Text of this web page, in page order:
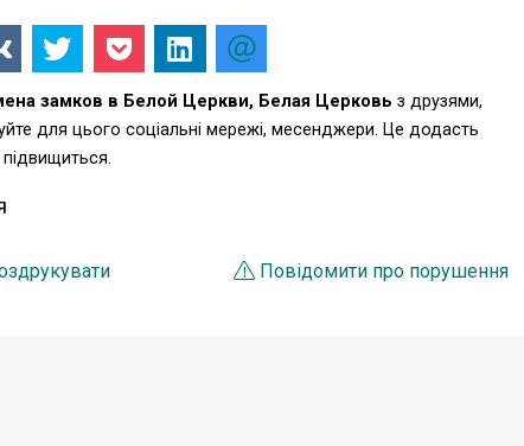
замков в Белой Церкви, Белая Церковь з друзями,
для цього соціальні мережі, месенджери. Це додасть
Повідомити про порушення